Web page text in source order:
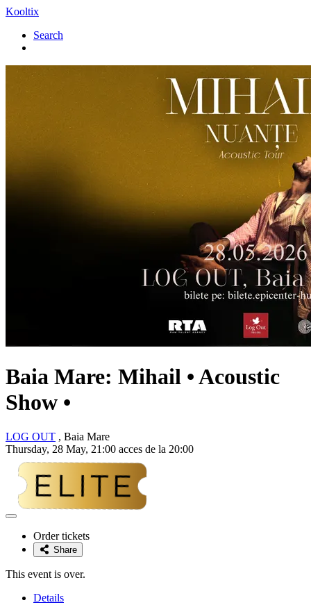
Kooltix
Search
Baia Mare: Mihail • Acoustic
Show •
LOG OUT , Baia Mare
Thursday, 28 May, 21:00 acces de la 20:00
Adaugă
favoriteOrder tickets
Share
This event is over.
Details